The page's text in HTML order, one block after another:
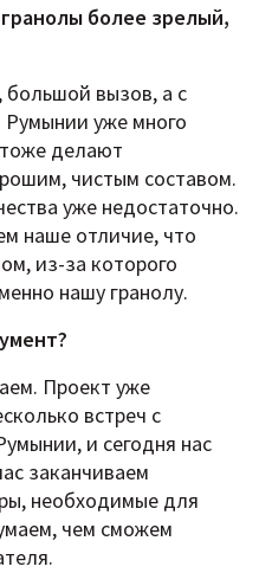
более зрелый,
большой вызов, а с
уже много
делают
чистым составом.
уже недостаточно.
наше отличие, что
из-за которого
нашу гранолу.
Проект уже
встреч с
и сегодня нас
заканчиваем
необходимые для
чем сможем